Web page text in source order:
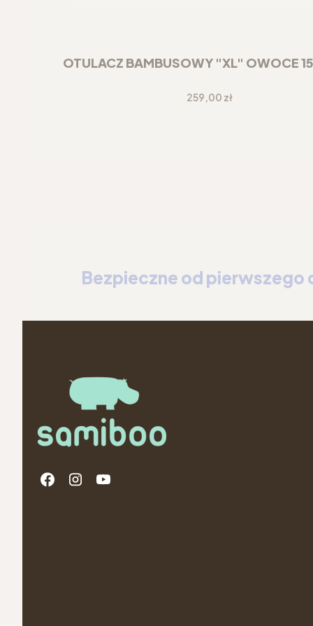
OTULACZ BAMBUSOWY "XL" OWOCE
Cena
259,00 zł
Bezpieczne od pierwszego